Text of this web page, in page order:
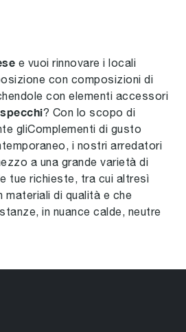
e vuoi rinnovare i locali
con composizioni di
con elementi accessori
specchi? Con lo scopo di
gliComplementi di gusto
i nostri arredatori
a una grande varietà di
tue richieste, tra cui altresì
materiali di qualità e che
in nuance calde, neutre